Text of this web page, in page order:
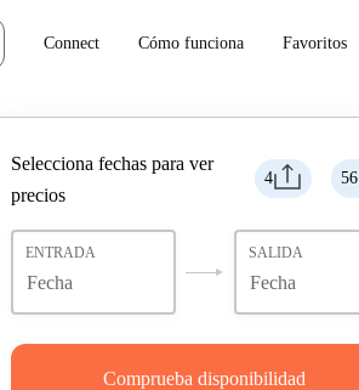
Connect Cómo funciona Favoritos
4 56
Selecciona fechas para ver
precios
ENTRADA SALIDA
Comprueba disponibilidad